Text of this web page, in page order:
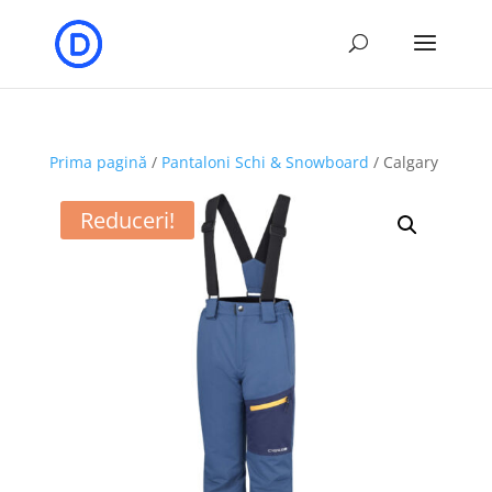
Prima pagină / Pantaloni Schi & Snowboard / Calgary
Reduceri!